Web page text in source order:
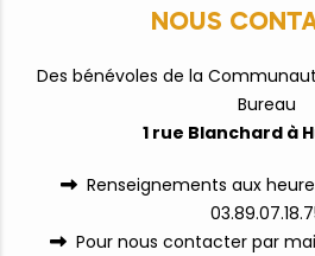
NOUS
Des bénévoles de la
Bureau
1 rue Blanchard à
 Renseignements aux
 Pour nous contacter par